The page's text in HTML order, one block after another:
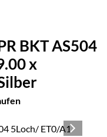
BKT AS504
x